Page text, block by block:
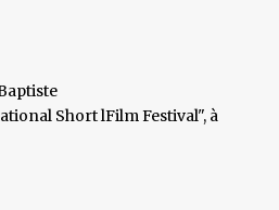
Short lFilm Festival", à